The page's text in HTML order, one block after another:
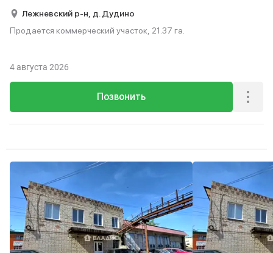
Лежневский р-н, д. Дудино
Продается коммерческий участок, 21.37 га.
Позвонить
4 августа 2026